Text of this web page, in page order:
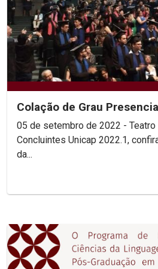
Colação de Grau
05 de setembro de 2022 - Teatro
Concluintes Unicap 2022.1,
da...